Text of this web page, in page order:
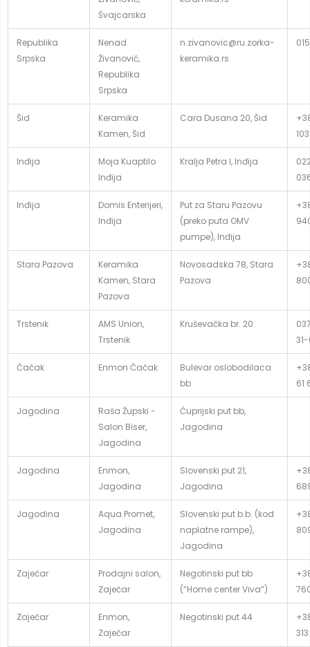
Švajcarska
Republika
Srpska
Nenad
Živanović,
Republika
Srpska
n.zivanovic@ru.zorka-
keramika.rs
Šid
Keramika
Kamen, Šid
Cara Dusana 20, Šid
103
Inđija
Moja Kuaptilo
Inđija
Kralja Petra I, Inđija
Inđija
Domis Enterijeri,
Inđija
Put za Staru Pazovu
(preko puta OMV
pumpe), Inđija
Stara Pazova
Keramika
Kamen, Stara
Pazova
Novosadska 78, Stara
Pazova
Trstenik
AMS Union,
Trstenik
Kruševačka br. 20
Čačak Enmon Čačak
Bulevar oslobodilaca
bb
61
Jagodina
Raša Župski -
Salon Biser,
Jagodina
Ćuprijski put bb,
Jagodina
Jagodina
Enmon,
Jagodina
Slovenski put 21,
Jagodina
Jagodina
Aqua Promet,
Jagodina
Slovenski put b.b. (kod
naplatne rampe),
Jagodina
Zaječar
Prodajni salon,
Zaječar
Negotinski put bb
(“Home center Viva”)
Zaječar
Enmon,
Zaječar
Negotinski put 44
313